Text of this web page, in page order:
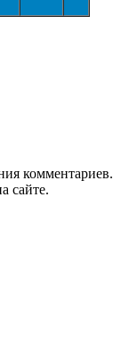
комментариев.
сайте.